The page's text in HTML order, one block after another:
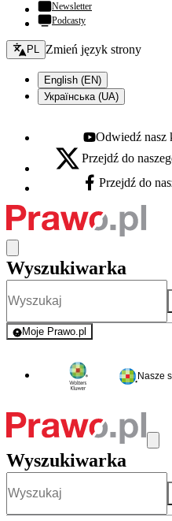
Newsletter
Podcasty
Zmień język - bieżący:
PL Zmień język strony
English (EN)
Українська (UA)
Youtube - otwiera się
Odwiedź nasz
X - otwiera się w nowej karcie
Przejdź do
Facebook - otwiera się
Przejdź do
Wyszukiwarka
Moje Prawo.pl
- rejestracja i logowanie do
Nasze
Wyszukiwarka